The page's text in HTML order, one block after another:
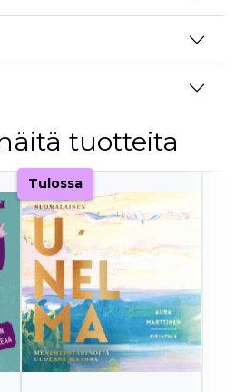
tuotteita
Tulossa